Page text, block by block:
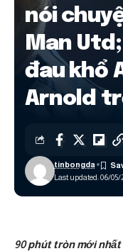
nói
Man
đau khổ
Arnold
Last updated: 06/05/
tinbongda
90 phút tròn mới nhất